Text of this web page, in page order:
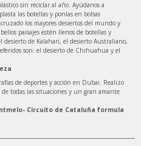
sin reciclar al año. Ayúdanos a
las botellas y ponlas en bolsas
los mayores desiertos del mundo y
paisajes estén llenos de botellas y
desierto de Kalahari, el desierto Australiano,
son: el desierto de Chihuahua y el
de deportes y acción en Dubai. Realizo
todas las situaciones y un gran amante
Circuito de Cataluña formula